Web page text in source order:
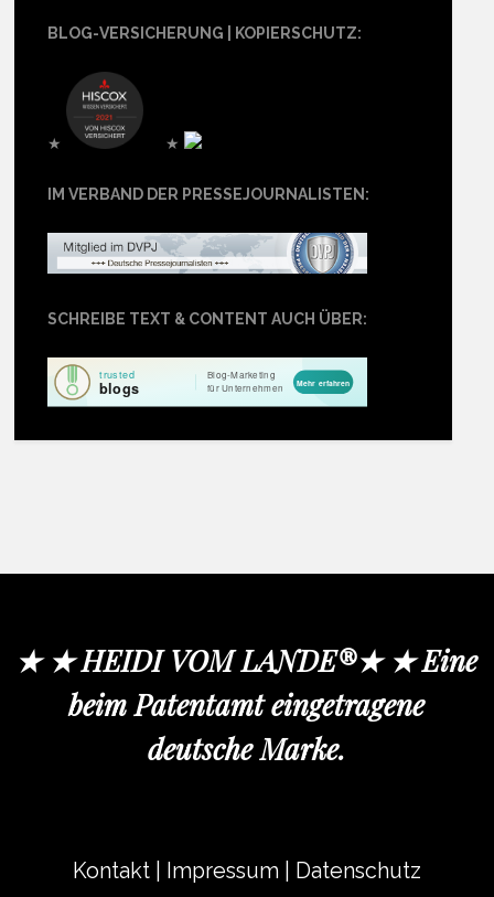
BLOG-VERSICHERUNG | KOPIERSCHUTZ:
★ ★
IM VERBAND DER PRESSEJOURNALISTEN:
SCHREIBE TEXT & CONTENT AUCH ÜBER:
★ ★ HEIDI VOM LANDE®★ ★ Eine
beim Patentamt eingetragene
deutsche Marke.
Kontakt Impressum Datenschutz